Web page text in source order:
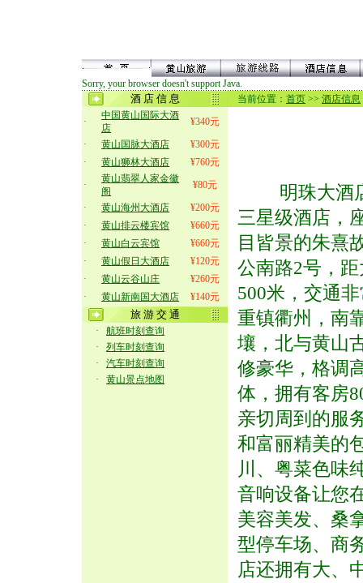
Sorry, your browser doesn't support Java.
酒 店 信 息
·
中国黄山国际大酒
店
¥340元
·
黄山国脉大酒店
¥300元
·
黄山狮林大酒店
¥760元
·
黄山翡翠人家金徽
阁
¥80元
·
黄山海州大酒店
¥200元
·
黄山排云楼宾馆
¥660元
·
黄山白云宾馆
¥660元
·
黄山假日大酒店
¥120元
·
黄山云谷山庄
¥260元
·
黄山新南国大酒店 ¥140元
旅 游 交 通
·
航班时刻查询
·
列车时刻查询
·
汽车时刻查询
·
黄山景点地图
当前位置： 首页 >> 酒店信息
明珠大酒
三星级酒店，
目皆景的朱熹
公南路2号，
500米，交通
重镇衢州，南
壤，北与黄山
修豪华，格调
体，拥有客房
亲切周到的服
和富丽精美的
川、粤菜色味
音响设备让您
美容美发、桑
型停车场、商
店还拥有大、